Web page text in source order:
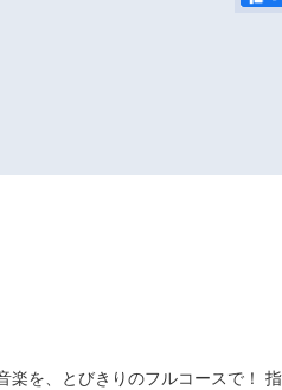
を、とびきりのフルコースで！